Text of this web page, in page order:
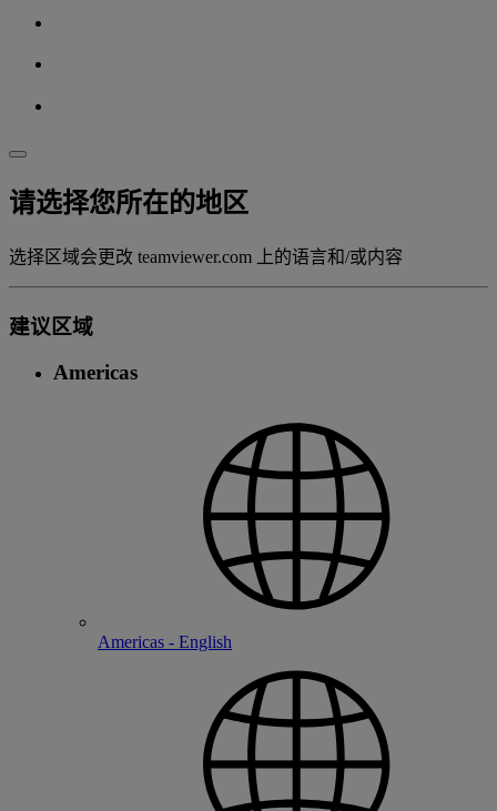
请选择您所在的地区
选择区域会更改 teamviewer.com 上的语言和/或内容
建议区域
Americas
Americas - English